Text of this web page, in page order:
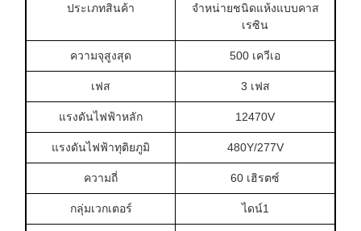
ประเภทสินค้า
จำหน่ายชนิดแห้งแบบคาส
เรซิน
ความจุสูงสุด 500 เควีเอ
เฟส 3 เฟส
แรงดันไฟฟ้าหลัก 12470V
แรงดันไฟฟ้าทุติยภูมิ 480Y/277V
ความถี่ 60 เฮิรตซ์
กลุ่มเวกเตอร์ ไดน์1